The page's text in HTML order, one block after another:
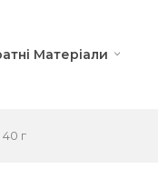
Матеріали
г